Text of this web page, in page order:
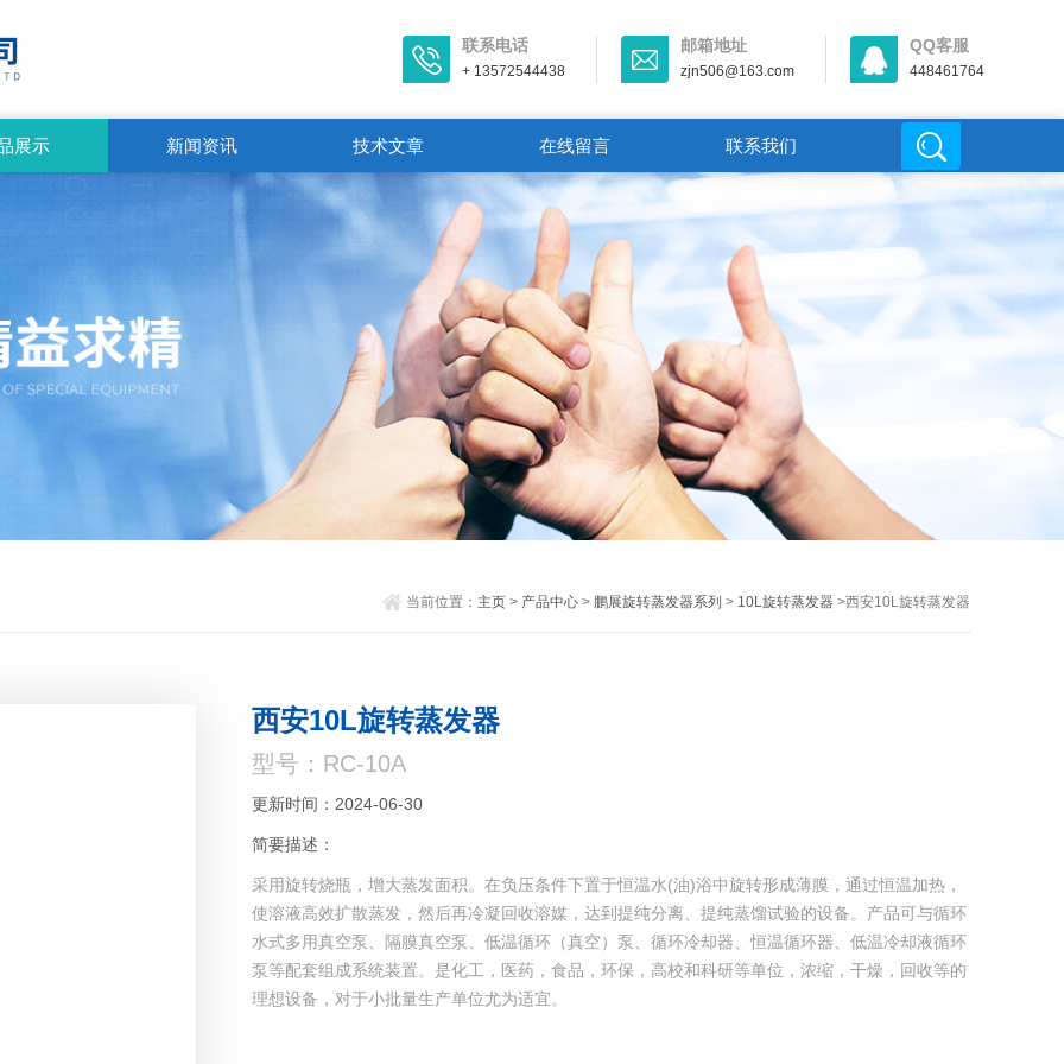
联系电话
+ 13572544438
邮箱地址
zjn506@163.com
QQ客服
448461764
展示 新闻资讯 技术文章 在线留言 联系我们
当前位置： 主页> 产品中心> 鹏展旋转蒸发器系列 > 10L旋转蒸发器 >西安10L旋转蒸发器
西安10L旋转蒸发器
型号：RC-10A
更新时间：2024-06-30
简要描述：
采用旋转烧瓶，增大蒸发面积。在负压条件下置于恒温水(油)浴中旋转形成薄膜，通过恒温加热，
使溶液高效扩散蒸发，然后再冷凝回收溶媒，达到提纯分离、提纯蒸馏试验的设备。产品可与循环
水式多用真空泵、隔膜真空泵、低温循环（真空）泵、循环冷却器、恒温循环器、低温冷却液循环
泵等配套组成系统装置。是化工，医药，食品，环保，高校和科研等单位，浓缩，干燥，回收等的
理想设备，对于小批量生产单位尤为适宜。